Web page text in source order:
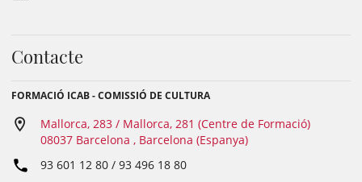
Contacte
FORMACIÓ ICAB - COMISSIÓ DE CULTURA
Mallorca, 283 / Mallorca, 281 (Centre de Formació)
08037 Barcelona , Barcelona (Espanya)
93 601 12 80 / 93 496 18 80